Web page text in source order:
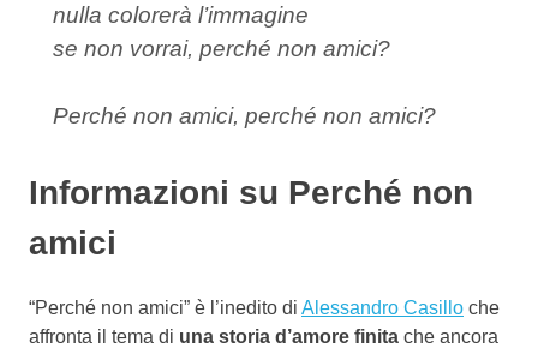
nulla colorerà l’immagine
se non vorrai, perché non amici?
Perché non amici, perché non amici?
Informazioni su Perché non
amici
“Perché non amici” è l’inedito di Alessandro Casillo che
affronta il tema di una storia d’amore finita che ancora